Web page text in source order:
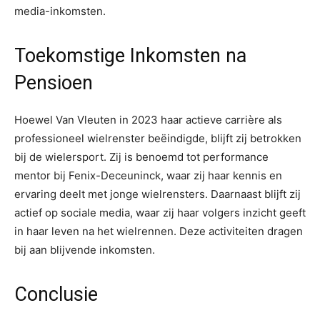
media-inkomsten.
Toekomstige Inkomsten na
Pensioen
Hoewel Van Vleuten in 2023 haar actieve carrière als
professioneel wielrenster beëindigde, blijft zij betrokken
bij de wielersport. Zij is benoemd tot performance
mentor bij Fenix-Deceuninck, waar zij haar kennis en
ervaring deelt met jonge wielrensters. Daarnaast blijft zij
actief op sociale media, waar zij haar volgers inzicht geeft
in haar leven na het wielrennen. Deze activiteiten dragen
bij aan blijvende inkomsten.
Conclusie